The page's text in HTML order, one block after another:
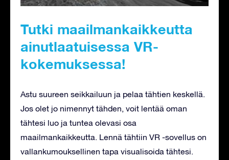
Tutki maailmankaikkeutta
ainutlaatuisessa VR-
kokemuksessa!
Astu suureen seikkailuun ja pelaa tähtien keskellä.
Jos olet jo nimennyt tähden, voit lentää oman
tähtesi luo ja tuntea olevasi osa
maailmankaikkeutta. Lennä tähtiin VR -sovellus on
vallankumouksellinen tapa visualisoida tähtesi.